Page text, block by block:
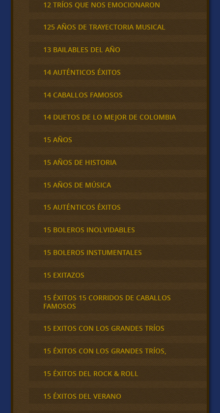
12 TRÍOS QUE NOS EMOCIONARON
125 AÑOS DE TRAYECTORIA MUSICAL
13 BAILABLES DEL AÑO
14 AUTÉNTICOS ÉXITOS
14 CABALLOS FAMOSOS
14 DUETOS DE LO MEJOR DE COLOMBIA
15 AÑOS
15 AÑOS DE HISTORIA
15 AÑOS DE MÚSICA
15 AUTÉNTICOS ÉXITOS
15 BOLEROS INOLVIDABLES
15 BOLEROS INSTUMENTALES
15 EXITAZOS
15 ÉXITOS 15 CORRIDOS DE CABALLOS
FAMOSOS
15 EXITOS CON LOS GRANDES TRÍOS
15 ÉXITOS CON LOS GRANDES TRÍOS,
15 ÉXITOS DEL ROCK & ROLL
15 ÉXITOS DEL VERANO